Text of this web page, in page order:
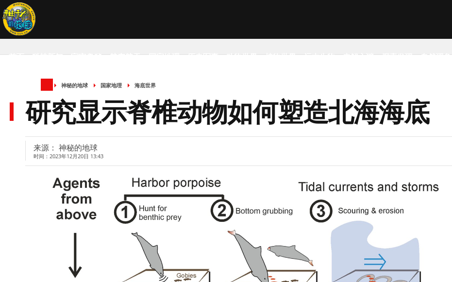
首页 科技新知 宇宙奥秘 航空航天 国家地理 历史军事 动物世界 植物世界 远古生物 未解之谜 探索发现 自然现象
神秘的地球 国家地理 海底世界
研究显示脊椎动物如何塑造北海海底
来源： 神秘的地球
时间：2023年12月20日 13:43